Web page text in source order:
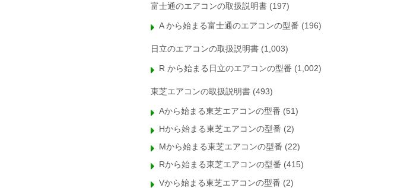
富士通のエアコンの取扱説明書 (197)
A から始まる富士通のエアコンの型番 (196)
日立のエアコンの取扱説明書 (1,003)
R から始まる日立のエアコンの型番 (1,002)
東芝エアコンの取扱説明書 (493)
Aから始まる東芝エアコンの型番 (51)
Hから始まる東芝エアコンの型番 (2)
Mから始まる東芝エアコンの型番 (22)
Rから始まる東芝エアコンの型番 (415)
Vから始まる東芝エアコンの型番 (2)